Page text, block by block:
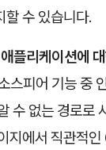
할 수 있습니다.
플리케이션에
스피어 기능 중
수 없는 경로로
지에서 직관적